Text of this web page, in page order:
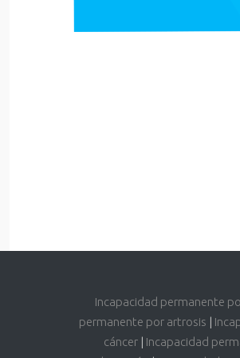
Incapacidad permanente
permanente por artrosis |
cáncer | Incapacidad